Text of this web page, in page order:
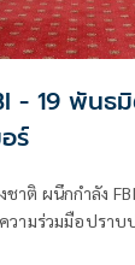
- 19 พันธมิ
ร์
ชาติ ผนึกกำลัง
วามร่วมมือปราบ